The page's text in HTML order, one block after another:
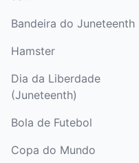
Bandeira do Juneteenth
Hamster
Dia da Liberdade
(Juneteenth)
Bola de Futebol
Copa do Mundo